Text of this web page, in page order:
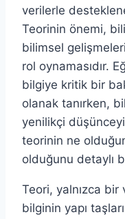
verilerle
Teorinin önemi,
bilimsel
rol oynamasıdır.
bilgiye kritik bir
olanak tanırken,
yenilikçi
teorinin ne
olduğunu detaylı
Teori, yalnızca bir
bilginin yapı